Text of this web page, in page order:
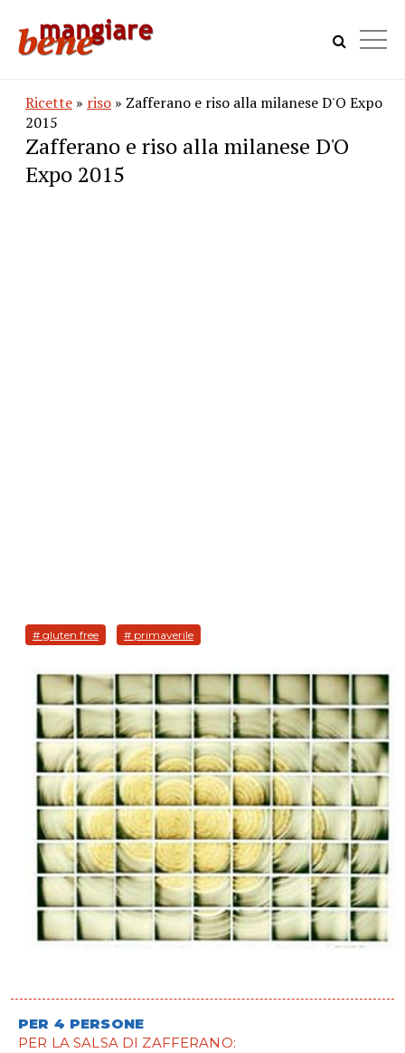
Ricette » riso » Zafferano e riso alla milanese D'O Expo
2015
Zafferano e riso alla milanese D'O
Expo 2015
# gluten free # primaverile
PER 4 PERSONE
PER LA SALSA DI ZAFFERANO: